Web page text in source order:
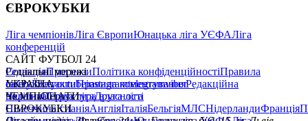
ЄВРОКУБКИ
Ліга чемпіонівЛіга ЄвропиЮнацька ліга УЄФАЛіга
конференцій
САЙТ ФУТБОЛ 24
РедакціяПрогнозиПолітика конфіденційностіПравила
сайтуКонтактиПравила коментуванняРедакційна
політикаСтруктура власності
Соціальні мережі
facebookxyoutubeinstagramtelegramviber
УКРАЇНА
УкраїнаПерша лігаДруга ліга
ЧЕМПІОНАТИ
НімеччинаІспаніяАнгліяІталіяБельгіяМЛСНідерландиФранція
ЄВРОКУБКИ